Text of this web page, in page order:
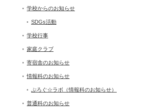
学校からのお知らせ
SDGs活動
学校行事
家庭クラブ
寄宿舎のお知らせ
情報科のお知らせ
ぷろぐ☆ラボ（情報科のお知らせ）
普通科のお知らせ